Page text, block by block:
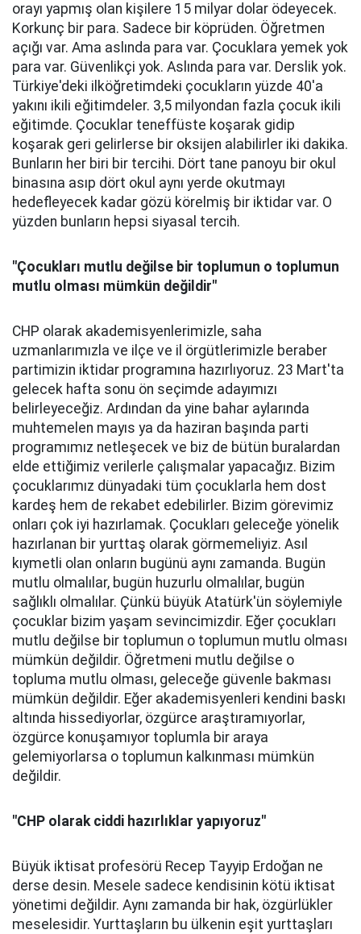
orayı yapmış olan kişilere 15 milyar dolar ödeyecek.
Korkunç bir para. Sadece bir köprüden. Öğretmen
açığı var. Ama aslında para var. Çocuklara yemek yok
para var. Güvenlikçi yok. Aslında para var. Derslik yok.
Türkiye'deki ilköğretimdeki çocukların yüzde 40'a
yakını ikili eğitimdeler. 3,5 milyondan fazla çocuk ikili
eğitimde. Çocuklar teneffüste koşarak gidip
koşarak geri gelirlerse bir oksijen alabilirler iki dakika.
Bunların her biri bir tercihi. Dört tane panoyu bir okul
binasına asıp dört okul aynı yerde okutmayı
hedefleyecek kadar gözü körelmiş bir iktidar var. O
yüzden bunların hepsi siyasal tercih.
"Çocukları mutlu değilse bir toplumun o toplumun
mutlu olması mümkün değildir"
CHP olarak akademisyenlerimizle, saha
uzmanlarımızla ve ilçe ve il örgütlerimizle beraber
partimizin iktidar programına hazırlıyoruz. 23 Mart'ta
gelecek hafta sonu ön seçimde adayımızı
belirleyeceğiz. Ardından da yine bahar aylarında
muhtemelen mayıs ya da haziran başında parti
programımız netleşecek ve biz de bütün buralardan
elde ettiğimiz verilerle çalışmalar yapacağız. Bizim
çocuklarımız dünyadaki tüm çocuklarla hem dost
kardeş hem de rekabet edebilirler. Bizim görevimiz
onları çok iyi hazırlamak. Çocukları geleceğe yönelik
hazırlanan bir yurttaş olarak görmemeliyiz. Asıl
kıymetli olan onların bugünü aynı zamanda. Bugün
mutlu olmalılar, bugün huzurlu olmalılar, bugün
sağlıklı olmalılar. Çünkü büyük Atatürk'ün söylemiyle
çocuklar bizim yaşam sevincimizdir. Eğer çocukları
mutlu değilse bir toplumun o toplumun mutlu olması
mümkün değildir. Öğretmeni mutlu değilse o
topluma mutlu olması, geleceğe güvenle bakması
mümkün değildir. Eğer akademisyenleri kendini baskı
altında hissediyorlar, özgürce araştıramıyorlar,
özgürce konuşamıyor toplumla bir araya
gelemiyorlarsa o toplumun kalkınması mümkün
değildir.
"CHP olarak ciddi hazırlıklar yapıyoruz"
Büyük iktisat profesörü Recep Tayyip Erdoğan ne
derse desin. Mesele sadece kendisinin kötü iktisat
yönetimi değildir. Aynı zamanda bir hak, özgürlükler
meselesidir. Yurttaşların bu ülkenin eşit yurttaşları